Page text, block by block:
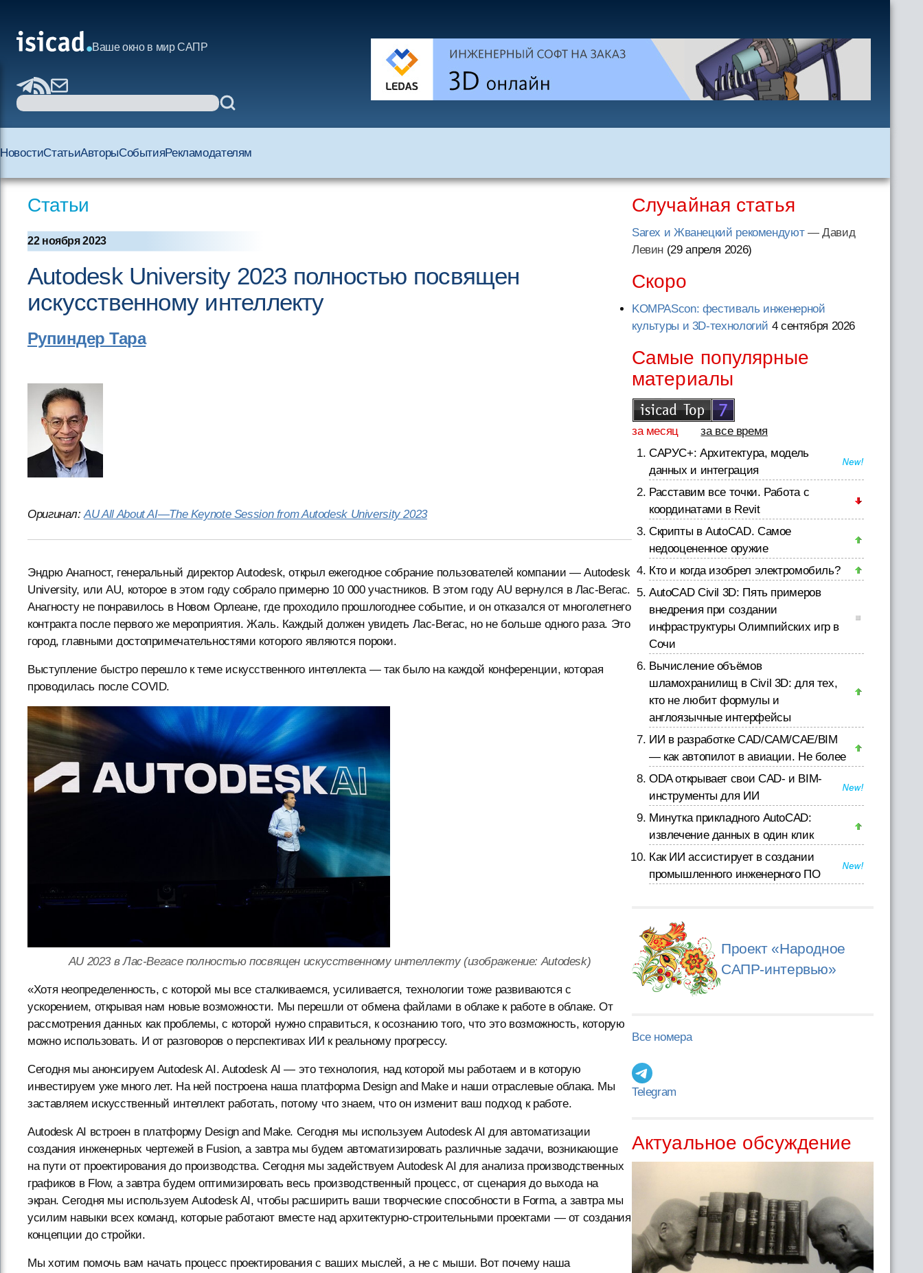
Ваше окно в мир САПР
НовостиСтатьиАвторыСобытияРекламодателям
Статьи
22 ноября 2023
Autodesk University 2023 полностью посвящен
искусственному интеллекту
Рупиндер Тара
Оригинал:AU All About AI—The Keynote Session from Autodesk University 2023
Эндрю Анагност, генеральный директор Autodesk, открыл ежегодное собрание пользователей компании — Autodesk
University, или AU, которое в этом году собрало примерно 10 000 участников. В этом году AU вернулся в Лас-Вегас.
Анагносту не понравилось в Новом Орлеане, где проходило прошлогоднее событие, и он отказался от многолетнего
контракта после первого же мероприятия. Жаль. Каждый должен увидеть Лас-Вегас, но не больше одного раза. Это
город, главными достопримечательностями которого являются пороки.
Выступление быстро перешло к теме искусственного интеллекта — так было на каждой конференции, которая
проводилась после COVID.
AU 2023 в Лас-Вегасе полностью посвящен искусственному интеллекту (изображение: Autodesk)
«Хотя неопределенность, с которой мы все сталкиваемся, усиливается, технологии тоже развиваются с
ускорением, открывая нам новые возможности. Мы перешли от обмена файлами в облаке к работе в облаке. От
рассмотрения данных как проблемы, с которой нужно справиться, к осознанию того, что это возможность, которую
можно использовать. И от разговоров о перспективах ИИ к реальному прогрессу.
Сегодня мы анонсируем Autodesk AI. Autodesk AI — это технология, над которой мы работаем и в которую
инвестируем уже много лет. На ней построена наша платформа Design and Make и наши отраслевые облака. Мы
заставляем искусственный интеллект работать, потому что знаем, что он изменит ваш подход к работе.
Autodesk AI встроен в платформу Design and Make. Сегодня мы используем Autodesk AI для автоматизации
создания инженерных чертежей в Fusion, а завтра мы будем автоматизировать различные задачи, возникающие
на пути от проектирования до производства. Сегодня мы задействуем Autodesk AI для анализа производственных
графиков в Flow, а завтра будем оптимизировать весь производственный процесс, от сценария до выхода на
экран. Сегодня мы используем Autodesk AI, чтобы расширить ваши творческие способности в Forma, а завтра мы
усилим навыки всех команд, которые работают вместе над архитектурно-строительными проектами — от создания
концепции до стройки.
Мы хотим помочь вам начать процесс проектирования с ваших мыслей, а не с мыши. Вот почему наша
Случайная статья
Sarex и Жванецкий рекомендуют— Давид
Левин (29 апреля 2026)
Скоро
KOMPAScon: фестиваль инженерной
культуры и 3D-технологий 4 сентября 2026
Самые популярные
материалы
за месяц
за все время
САРУС+: Архитектура, модель
данных и интеграция
Расставим все точки. Работа с
координатами в Revit
Скрипты в AutoCAD. Самое
недооцененное оружие
Кто и когда изобрел электромобиль?
AutoCAD Civil 3D: Пять примеров
внедрения при создании
инфраструктуры Олимпийских игр в
Сочи
Вычисление объёмов
шламохранилищ в Civil 3D: для тех,
кто не любит формулы и
англоязычные интерфейсы
ИИ в разработке CAD/CAM/CAE/BIM
— как автопилот в авиации. Не более
ODA открывает свои CAD- и BIM-
инструменты для ИИ
Минутка прикладного AutoCAD:
извлечение данных в один клик
Как ИИ ассистирует в создании
промышленного инженерного ПО
Проект «Народное
САПР-интервью»
Все номера
Telegram
Актуальное обсуждение